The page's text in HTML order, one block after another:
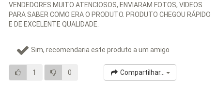
VENDEDORES MUITO ATENCIOSOS, ENVIARAM FOTOS, VIDEOS
PARA SABER COMO ERA O PRODUTO. PRODUTO CHEGOU RÁPIDO
E DE EXCELENTE QUALIDADE.
Sim, recomendaria este produto a um amigo
1 0 Compartilhar...